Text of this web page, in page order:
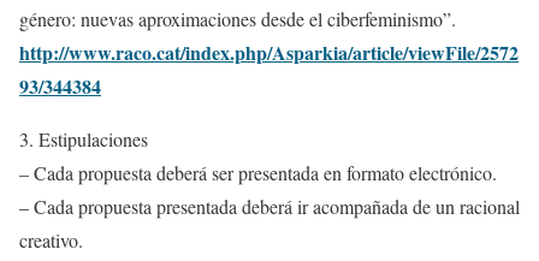
género: nuevas aproximaciones desde el ciberfeminismo”.
http://www.raco.cat/index.php/Asparkia/article/viewFile/2572
93/344384
3. Estipulaciones
– Cada propuesta deberá ser presentada en formato electrónico.
– Cada propuesta presentada deberá ir acompañada de un racional
creativo.